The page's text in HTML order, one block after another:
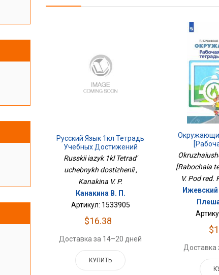
Русский Язык 1кл Тетрадь
Учебных Достижений
Russkii iazyk 1kl Tetrad'
uchebnykh dostizhenii ,
Kanakina V. P.
Канакина В. П.
Артикул: 1533905
$16.38
Доставка за 14–20 дней
КУПИТЬ
[Rabochaia
V. Pod red.
Доставка